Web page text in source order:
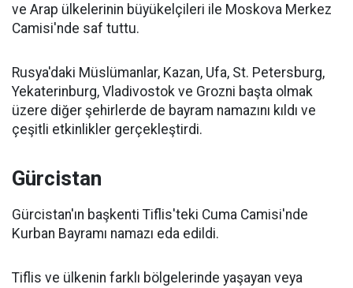
ve Arap ülkelerinin büyükelçileri ile Moskova Merkez
Camisi'nde saf tuttu.
Rusya'daki Müslümanlar, Kazan, Ufa, St. Petersburg,
Yekaterinburg, Vladivostok ve Grozni başta olmak
üzere diğer şehirlerde de bayram namazını kıldı ve
çeşitli etkinlikler gerçekleştirdi.
Gürcistan
Gürcistan'ın başkenti Tiflis'teki Cuma Camisi'nde
Kurban Bayramı namazı eda edildi.
Tiflis ve ülkenin farklı bölgelerinde yaşayan veya